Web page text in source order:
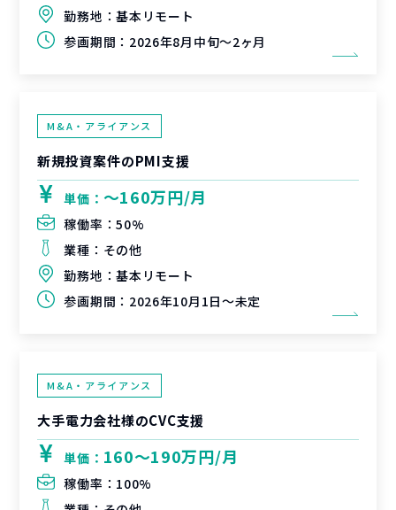
勤務地：基本リモート
参画期間： 2026年8月中旬～2ヶ月
M&A・アライアンス
新規投資案件のPMI支援
単価： 〜160万円/月
稼働率：50%
業種： その他
勤務地：基本リモート
参画期間： 2026年10月1日～未定
M&A・アライアンス
大手電力会社様のCVC支援
単価： 160〜190万円/月
稼働率： 100%